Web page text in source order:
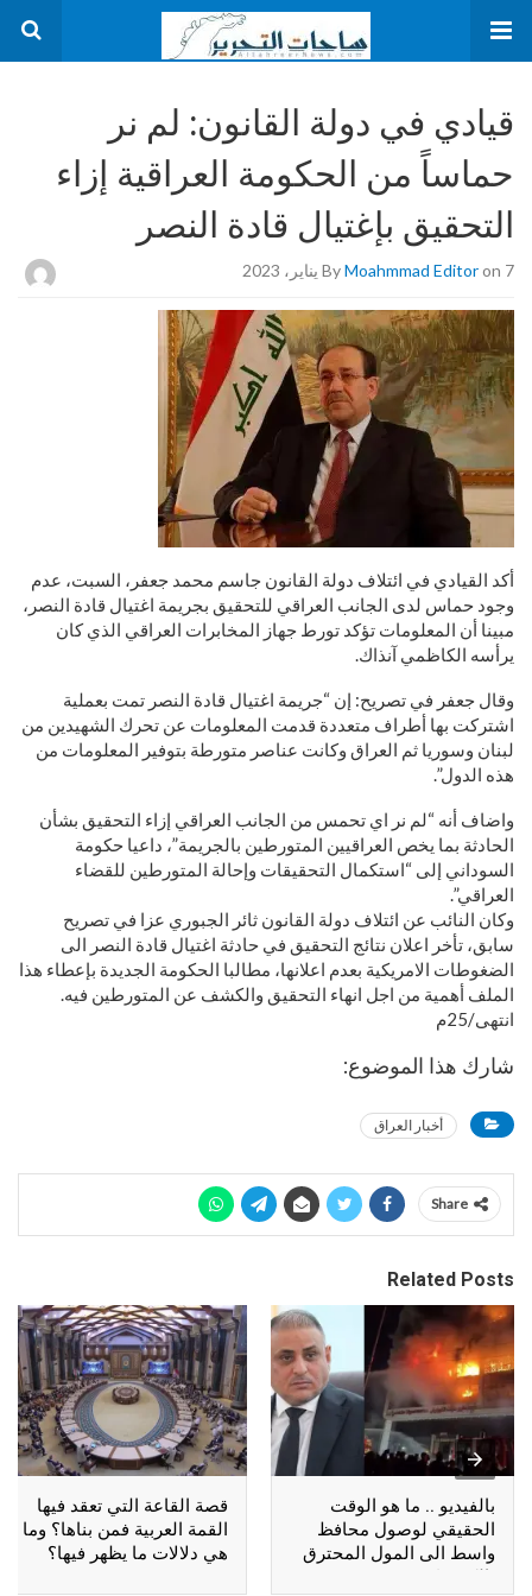
قيادي في دولة القانون: لم نر
حماساً من الحكومة العراقية إزاء
التحقيق بإغتيال قادة النصر
ByMoahmmad Editoron 7 يناير، 2023
أكد القيادي في ائتلاف دولة القانون جاسم محمد جعفر، السبت، عدم
وجود حماس لدى الجانب العراقي للتحقيق بجريمة اغتيال قادة النصر،
مبينا أن المعلومات تؤكد تورط جهاز المخابرات العراقي الذي كان
يرأسه الكاظمي آنذاك.
وقال جعفر في تصريح: إن “جريمة اغتيال قادة النصر تمت بعملية
اشتركت بها أطراف متعددة قدمت المعلومات عن تحرك الشهيدين من
لبنان وسوريا ثم العراق وكانت عناصر متورطة بتوفير المعلومات من
هذه الدول”.
واضاف أنه “لم نر اي تحمس من الجانب العراقي إزاء التحقيق بشأن
الحادثة بما يخص العراقيين المتورطين بالجريمة”، داعيا حكومة
السوداني إلى “استكمال التحقيقات وإحالة المتورطين للقضاء
العراقي”.
وكان النائب عن ائتلاف دولة القانون ثائر الجبوري عزا في تصريح
سابق، تأخر اعلان نتائج التحقيق في حادثة اغتيال قادة النصر الى
الضغوطات الامريكية بعدم اعلانها، مطالبا الحكومة الجديدة بإعطاء هذا
الملف أهمية من اجل انهاء التحقيق والكشف عن المتورطين فيه.
انتهى/25م
شارك هذا الموضوع:
أخبار العراق
Share
Related Posts
بالفيديو .. ما هو الوقت
الحقيقي لوصول محافظ
واسط الى المول المحترق
بالكوت؟
قصة القاعة التي تعقد فيها
القمة العربية فمن بناها؟ وما
هي دلالات ما يظهر فيها؟